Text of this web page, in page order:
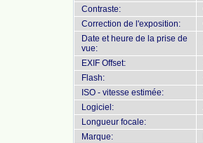
Contraste:
Correction de l'exposition:
Date et heure de la prise de
vue:
EXIF Offset:
Flash:
ISO - vitesse estimée:
Logiciel:
Longueur focale:
Marque: